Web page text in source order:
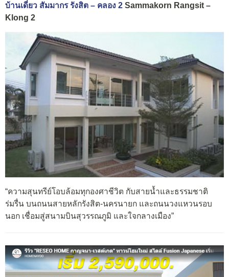
บ้านเดี่ยว สัมมากร รังสิต – คลอง 2 Sammakorn Rangsit –
Klong 2
“ความสุนทรีย์โอบล้อมทุกองศาชีวิต กับสายน้ำและธรรมชาติ
ร่มรื่น บนถนนสายหลักรังสิต-นครนายก และถนนวงแหวนรอบ
นอก เชื่อมสู่สนามบินสุวรรณภูมิ และใจกลางเมือง”